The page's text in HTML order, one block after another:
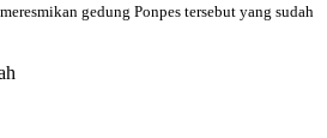
gedung Ponpes tersebut yang sudah